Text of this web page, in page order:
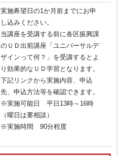
実施希望日の1か月前までにお申
し込みください。
当講座を受講する前に各区振興課
のＵＤ出前講座「ユニバーサルデ
ザインって何？」を受講するとよ
り効果的なＵＤ学習となります。
下記リンクから実施内容、申込
先、申込方法等を確認できます。
※実施可能日 平日13時～16時
（曜日は要相談）
※実施時間 90分程度